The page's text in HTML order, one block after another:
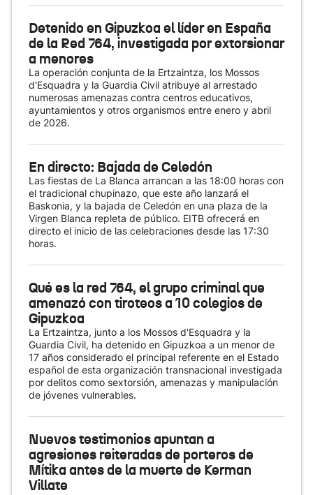
Detenido en Gipuzkoa el líder en España
de la Red 764, investigada por extorsionar
a menores
La operación conjunta de la Ertzaintza, los Mossos
d'Esquadra y la Guardia Civil atribuye al arrestado
numerosas amenazas contra centros educativos,
ayuntamientos y otros organismos entre enero y abril
de 2026.
En directo: Bajada de Celedón
Las fiestas de La Blanca arrancan a las 18:00 horas con
el tradicional chupinazo, que este año lanzará el
Baskonia, y la bajada de Celedón en una plaza de la
Virgen Blanca repleta de público. EITB ofrecerá en
directo el inicio de las celebraciones desde las 17:30
horas.
Qué es la red 764, el grupo criminal que
amenazó con tiroteos a 10 colegios de
Gipuzkoa
La Ertzaintza, junto a los Mossos d'Esquadra y la
Guardia Civil, ha detenido en Gipuzkoa a un menor de
17 años considerado el principal referente en el Estado
español de esta organización transnacional investigada
por delitos como sextorsión, amenazas y manipulación
de jóvenes vulnerables.
Nuevos testimonios apuntan a
agresiones reiteradas de porteros de
Mítika antes de la muerte de Kerman
Villate